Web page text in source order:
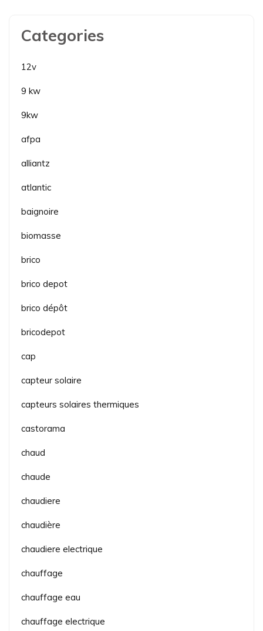
Categories
12v
9 kw
9kw
afpa
alliantz
atlantic
baignoire
biomasse
brico
brico depot
brico dépôt
bricodepot
cap
capteur solaire
capteurs solaires thermiques
castorama
chaud
chaude
chaudiere
chaudière
chaudiere electrique
chauffage
chauffage eau
chauffage electrique